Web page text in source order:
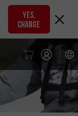
YES,
CHANGE